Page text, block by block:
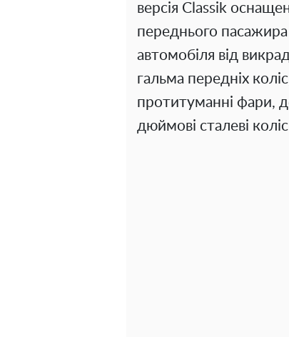
версія Classik
переднього
автомобіля від
гальма передніх
протитуманні фари,
дюймові сталеві